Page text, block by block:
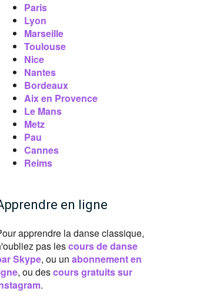
Paris
Lyon
Marseille
Toulouse
Nice
Nantes
Bordeaux
Aix en Provence
Le Mans
Metz
Pau
Cannes
Reims
en ligne
apprendre la danse classique,
pas lescours de danse
Skype, ou un abonnement en
, ou descours gratuits sur
.